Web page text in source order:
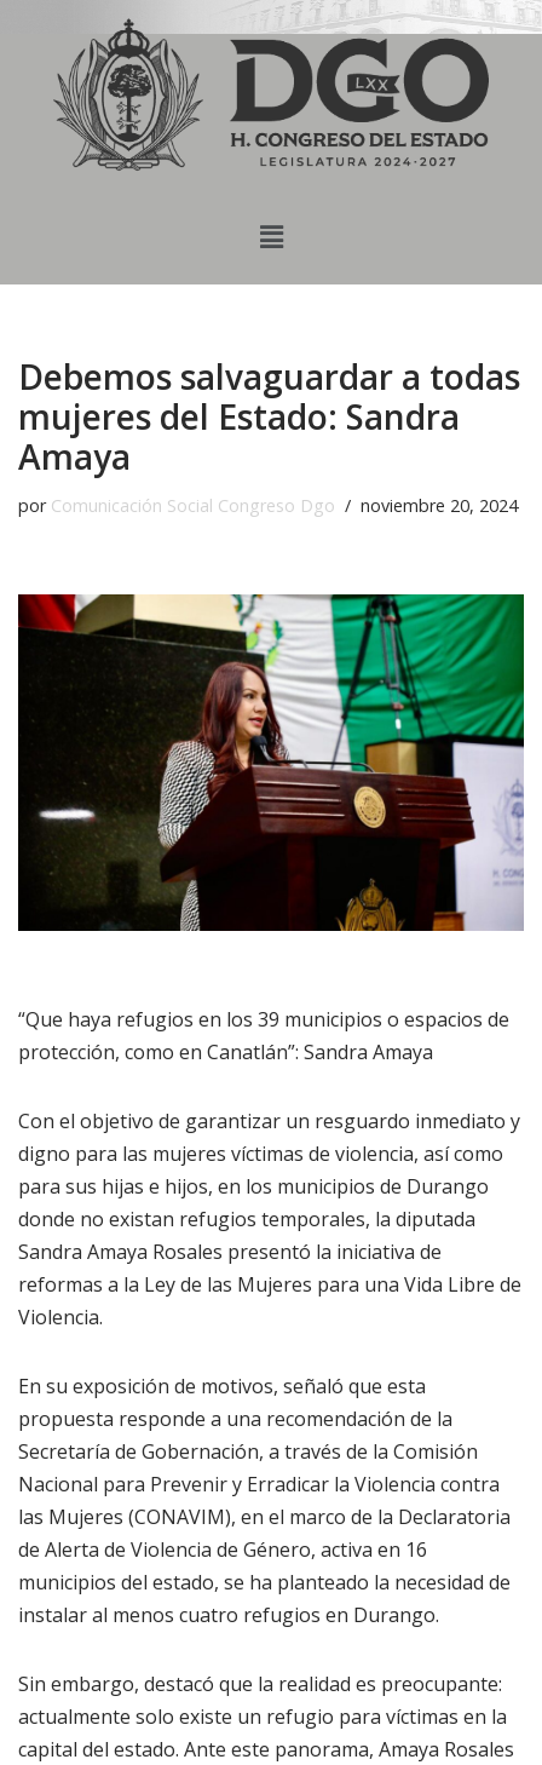
Saltar
contenido
Debemos salvaguardar a todas
mujeres del Estado: Sandra
Amaya
por Comunicación Social Congreso Dgo noviembre 20, 2024
“Que haya refugios en los 39 municipios o espacios de
protección, como en Canatlán”: Sandra Amaya
Con el objetivo de garantizar un resguardo inmediato y
digno para las mujeres víctimas de violencia, así como
para sus hijas e hijos, en los municipios de Durango
donde no existan refugios temporales, la diputada
Sandra Amaya Rosales presentó la iniciativa de
reformas a la Ley de las Mujeres para una Vida Libre de
Violencia.
En su exposición de motivos, señaló que esta
propuesta responde a una recomendación de la
Secretaría de Gobernación, a través de la Comisión
Nacional para Prevenir y Erradicar la Violencia contra
las Mujeres (CONAVIM), en el marco de la Declaratoria
de Alerta de Violencia de Género, activa en 16
municipios del estado, se ha planteado la necesidad de
instalar al menos cuatro refugios en Durango.
Sin embargo, destacó que la realidad es preocupante:
actualmente solo existe un refugio para víctimas en la
capital del estado. Ante este panorama, Amaya Rosales